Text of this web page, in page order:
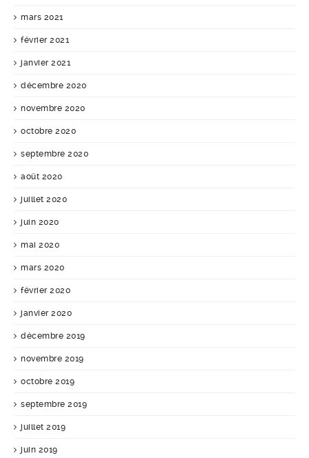
mars 2021
février 2021
janvier 2021
décembre 2020
novembre 2020
octobre 2020
septembre 2020
août 2020
juillet 2020
juin 2020
mai 2020
mars 2020
février 2020
janvier 2020
décembre 2019
novembre 2019
octobre 2019
septembre 2019
juillet 2019
juin 2019